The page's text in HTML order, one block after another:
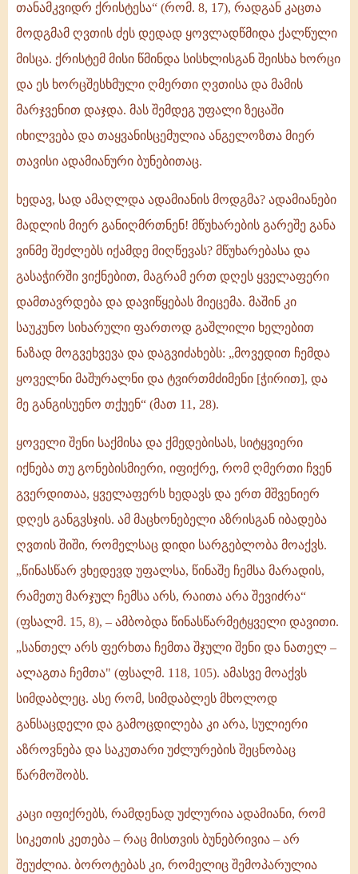
თანამკვიდრ ქრისტესა“ (რომ. 8, 17), რადგან კაცთა
მოდგმამ ღვთის ძეს დედად ყოვლადწმიდა ქალწული
მისცა. ქრისტემ მისი წმინდა სისხლისგან შეისხა ხორცი
და ეს ხორცშესხმული ღმერთი ღვთისა და მამის
მარჯვენით დაჯდა. მას შემდეგ უფალი ზეცაში
იხილვება და თაყვანისცემულია ანგელოზთა მიერ
თავისი ადამიანური ბუნებითაც.
ხედავ, სად ამაღლდა ადამიანის მოდგმა? ადამიანები
მადლის მიერ განიღმრთნენ! მწუხარების გარეშე განა
ვინმე შეძლებს იქამდე მიღწევას? მწუხარებასა და
გასაჭირში ვიქნებით, მაგრამ ერთ დღეს ყველაფერი
დამთავრდება და დავიწყებას მიეცემა. მაშინ კი
საუკუნო სიხარული ფართოდ გაშლილი ხელებით
ნაზად მოგვეხვევა და დაგვიძახებს: „მოვედით ჩემდა
ყოველნი მაშურალნი და ტვირთმძიმენი [ჭირით], და
მე განგისუენო თქუენ“ (მათ 11, 28).
ყოველი შენი საქმისა და ქმედებისას, სიტყვიერი
იქნება თუ გონებისმიერი, იფიქრე, რომ ღმერთი ჩვენ
გვერდითაა, ყველაფერს ხედავს და ერთ მშვენიერ
დღეს განგვსჯის. ამ მაცხონებელი აზრისგან იბადება
ღვთის შიში, რომელსაც დიდი სარგებლობა მოაქვს.
„წინასწარ ვხედევდ უფალსა, წინაშე ჩემსა მარადის,
რამეთუ მარჯულ ჩემსა არს, რაითა არა შევიძრა“
(ფსალმ. 15, 8), – ამბობდა წინასწარმეტყველი დავითი.
„სანთელ არს ფერხთა ჩემთა შჯული შენი და ნათელ –
ალაგთა ჩემთა" (ფსალმ. 118, 105). ამასვე მოაქვს
სიმდაბლეც. ასე რომ, სიმდაბლეს მხოლოდ
განსაცდელი და გამოცდილება კი არა, სულიერი
აზროვნება და საკუთარი უძლურების შეცნობაც
წარმოშობს.
კაცი იფიქრებს, რამდენად უძლურია ადამიანი, რომ
სიკეთის კეთება – რაც მისთვის ბუნებრივია – არ
შეუძლია. ბოროტებას კი, რომელიც შემოპარულია